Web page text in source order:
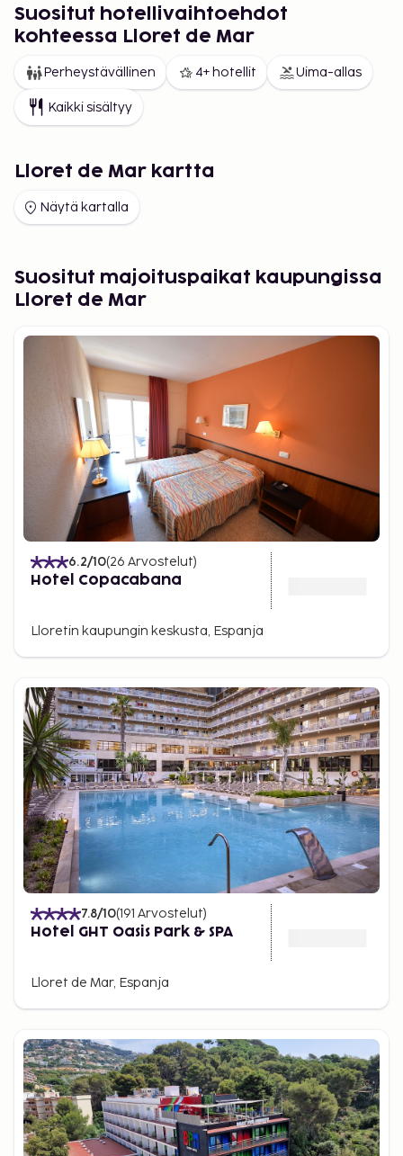
Suositut hotellivaihtoehdot
kohteessa Lloret de Mar
Perheystävällinen 4+ hotellit Uima-allas
Kaikki sisältyy
Lloret de Mar kartta
Näytä kartalla
Suositut majoituspaikat kaupungissa
Lloret de Mar
6.2/10(26 Arvostelut)
Hotel Copacabana
Lloretin kaupungin keskusta, Espanja
7.8/10(191 Arvostelut)
Hotel GHT Oasis Park & SPA
Lloret de Mar, Espanja